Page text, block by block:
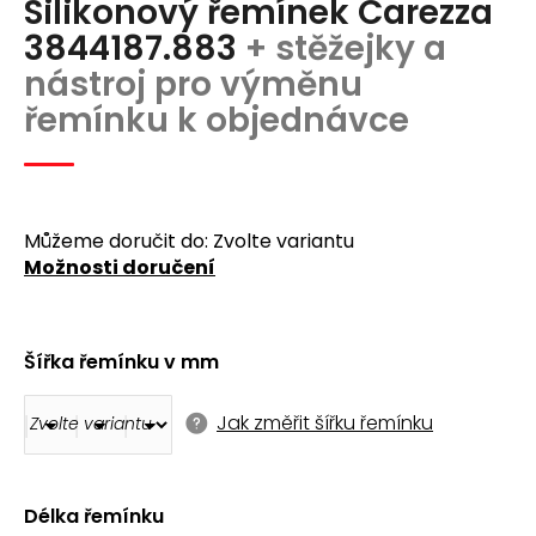
produktu
je
0,0
z
5
hvězdiček.
Silikonový řemínek Carezza
3844187.883 + stěžejky a
nástroj pro výměnu
řemínku k objednávce
Délka řemínku
Šířka řemínku v mm
Jak změřit šířku řemínku
Můžeme doručit do: Zvolte variantu
Možnosti doručení
a
j
í
t
?
D
o
p
o
u